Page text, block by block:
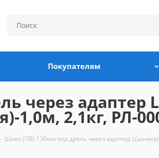
Покупателям
через адаптер
1,0м, 2,1кг, РЛ-
- Шнек (ПВ) 130мм под дрель через адаптер